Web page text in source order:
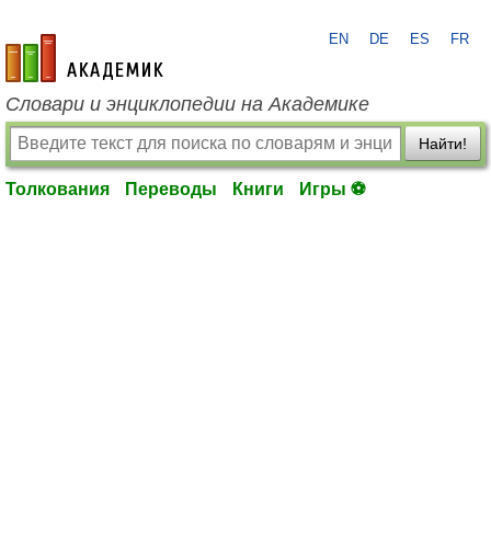
academic.ru
EN DE ES FR
Словари и энциклопедии на Академике
Найти!
Толкования Переводы Книги Игры ⚽